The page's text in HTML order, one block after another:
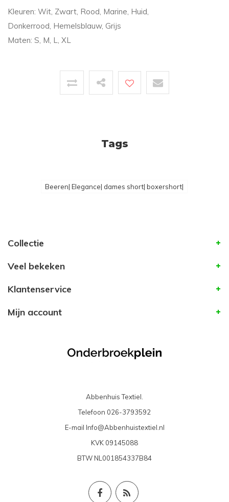
Kleuren: Wit, Zwart, Rood, Marine, Huid,
Donkerrood, Hemelsblauw, Grijs
Maten: S, M, L, XL
Tags
Beeren| Elegance| dames short| boxershort|
Collectie
Veel bekeken
Klantenservice
Mijn account
Abbenhuis Textiel.
Telefoon 026-3793592
E-mail Info@Abbenhuistextiel.nl
KVK 09145088
BTWNL001854337B84